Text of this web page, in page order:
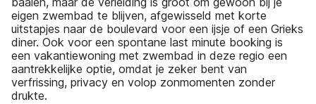
eigen zwembad te blijven, afgewisseld met korte
uitstapjes naar de boulevard voor een ijsje of een Grieks
diner. Ook voor een spontane last minute booking is
een vakantiewoning met zwembad in deze regio een
aantrekkelijke optie, omdat je zeker bent van
verfrissing, privacy en volop zonmomenten zonder
drukte.